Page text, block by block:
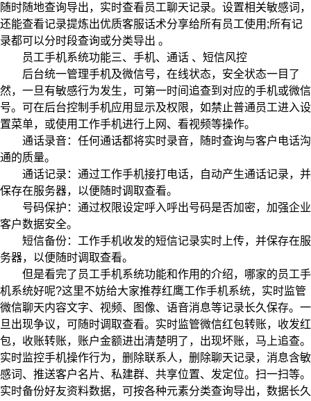
随时随地查询导出，实时查看员工聊天记录。设置相关敏感词，
还能查看记录提炼出优质客服话术分享给所有员工使用;所有记
录都可以分时段查询或分类导出 。
员工手机系统功能三、手机、通话 、短信风控
后台统一管理手机及微信号，在线状态，安全状态一目了
然，一旦有敏感行为发生，可第一时间追查到对应的手机或微信
号。可在后台控制手机应用显示及权限，如禁止普通员工进入设
置菜单，或使用工作手机进行上网、看视频等操作。
通话录音：任何通话都将实时录音，随时查询与客户电话沟
通的质量。
通话记录：通过工作手机接打电话，自动产生通话记录，并
保存在服务器，以便随时调取查看。
号码保护：通过权限设定呼入呼出号码是否加密，加强企业
客户数据安全。
短信备份：工作手机收发的短信记录实时上传，并保存在服
务器，以便随时调取查看。
但是看完了员工手机系统功能和作用的介绍，哪家的员工手
机系统好呢?这里不妨给大家推荐红鹰工作手机系统，实时监管
微信聊天内容文字、视频、图像、语音消息等记录长久保存。一
旦出现争议，可随时调取查看。实时监管微信红包转账，收发红
包，收账转账，账户金额进出清楚明了，出现坏账，马上追查。
实时监控手机操作行为，删除联系人，删除聊天记录，消息含敏
感词、推送客户名片、私建群、共享位置、发定位。扫一扫等。
实时备份好友资料数据，可按各种元素分类查询导出，数据长久